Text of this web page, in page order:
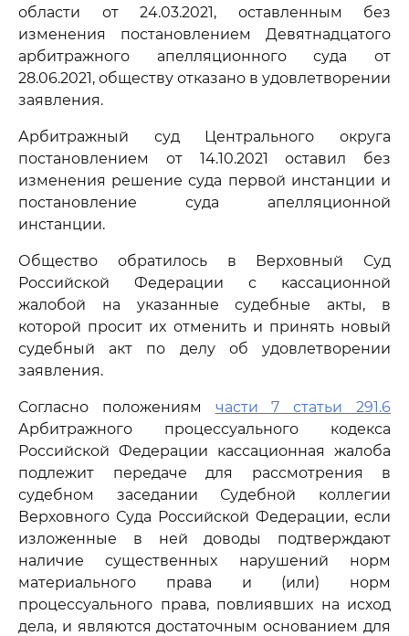
области от 24.03.2021, оставленным без
изменения постановлением Девятнадцатого
арбитражного апелляционного суда от
28.06.2021, обществу отказано в удовлетворении
заявления.
Арбитражный суд Центрального округа
постановлением от 14.10.2021 оставил без
изменения решение суда первой инстанции и
постановление суда апелляционной
инстанции.
Общество обратилось в Верховный Суд
Российской Федерации с кассационной
жалобой на указанные судебные акты, в
которой просит их отменить и принять новый
судебный акт по делу об удовлетворении
заявления.
Согласно положениям части 7 статьи 291.6
Арбитражного процессуального кодекса
Российской Федерации кассационная жалоба
подлежит передаче для рассмотрения в
судебном заседании Судебной коллегии
Верховного Суда Российской Федерации, если
изложенные в ней доводы подтверждают
наличие существенных нарушений норм
материального права и (или) норм
процессуального права, повлиявших на исход
дела, и являются достаточным основанием для